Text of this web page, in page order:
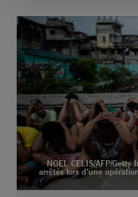
NOEL CELIS/AFP/
arrêtés lors d’une